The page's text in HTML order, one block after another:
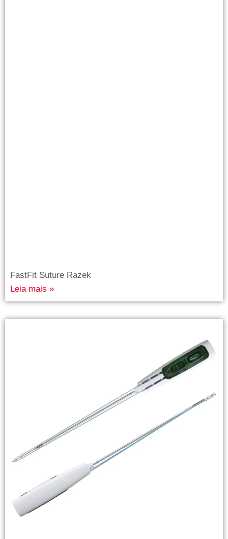
FastFit Suture Razek
Leia mais »